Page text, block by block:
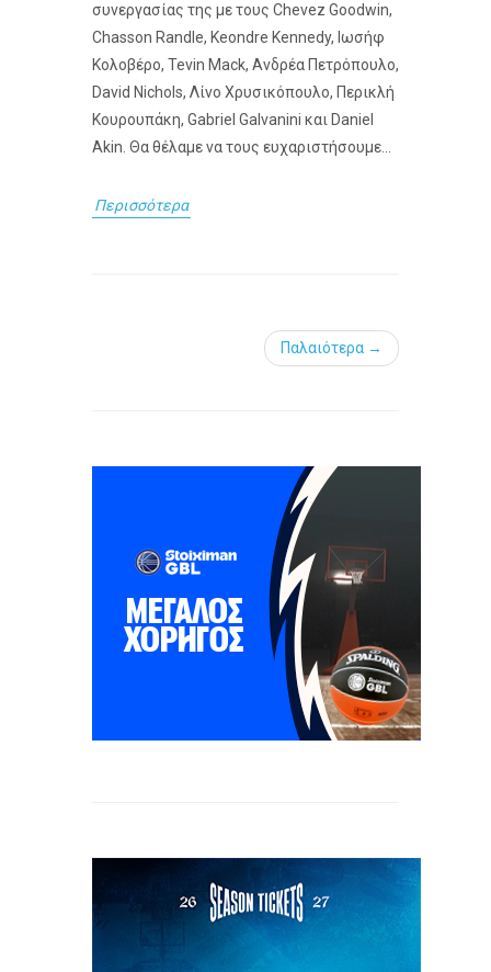
συνεργασίας της με τους Chevez Goodwin,
Chasson Randle, Keondre Kennedy, Ιωσήφ
Κολοβέρο, Tevin Mack, Ανδρέα Πετρόπουλο,
David Nichols, Λίνο Χρυσικόπουλο, Περικλή
Κουρουπάκη, Gabriel Galvanini και Daniel
Akin. Θα θέλαμε να τους ευχαριστήσουμε...
Περισσότερα
Παλαιότερα →